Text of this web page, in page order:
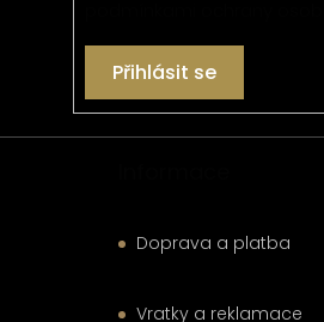
Přihlásit se
Doprava a platba
Vratky a reklamace